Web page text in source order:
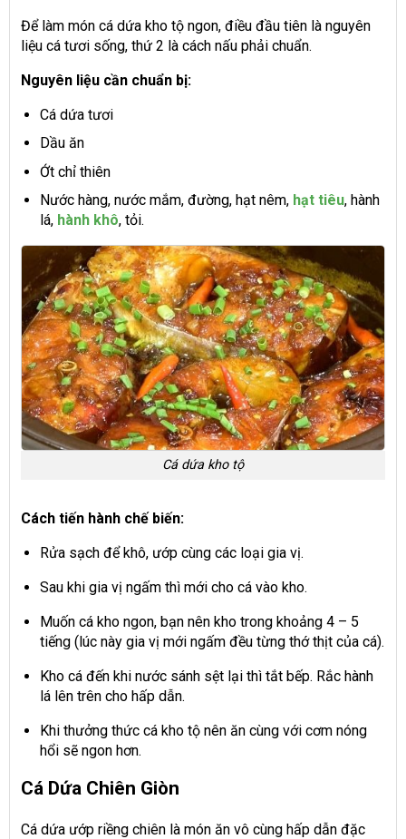
Để làm món cá dứa kho tộ ngon, điều đầu tiên là nguyên
liệu cá tươi sống, thứ 2 là cách nấu phải chuẩn.
Nguyên liệu cần chuẩn bị:
Cá dứa tươi
Dầu ăn
Ớt chỉ thiên
Nước hàng, nước mắm, đường, hạt nêm, hạt tiêu, hành
lá, hành khô, tỏi.
Cá dứa kho tộ
Cách tiến hành chế biến:
Rửa sạch để khô, ướp cùng các loại gia vị.
Sau khi gia vị ngấm thì mới cho cá vào kho.
Muốn cá kho ngon, bạn nên kho trong khoảng 4 – 5
tiếng (lúc này gia vị mới ngấm đều từng thớ thịt của cá).
Kho cá đến khi nước sánh sệt lại thì tắt bếp. Rắc hành
lá lên trên cho hấp dẫn.
Khi thưởng thức cá kho tộ nên ăn cùng với cơm nóng
hổi sẽ ngon hơn.
Cá Dứa Chiên Giòn
Cá dứa ướp riềng chiên là món ăn vô cùng hấp dẫn đặc